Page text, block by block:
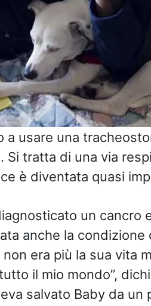
usare una
Si tratta di una via
è diventata quasi
un cancro
anche la
era più la sua vita
il mio mondo”,
salvato Baby da